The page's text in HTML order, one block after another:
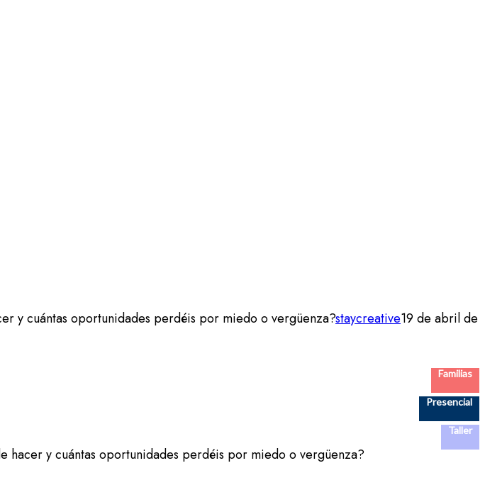
y cuántas oportunidades perdéis por miedo o vergüenza?staycreative19 de abril de
Familias
Presencial
Taller
hacer y cuántas oportunidades perdéis por miedo o vergüenza?